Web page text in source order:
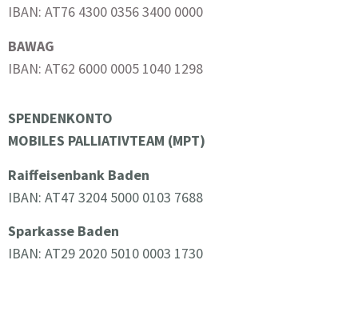
IBAN: AT76 4300 0356 3400 0000
BAWAG
IBAN: AT62 6000 0005 1040 1298
SPENDENKONTO
MOBILES PALLIATIVTEAM (MPT)
Raiffeisenbank Baden
IBAN: AT47 3204 5000 0103 7688
Sparkasse Baden
IBAN: AT29 2020 5010 0003 1730